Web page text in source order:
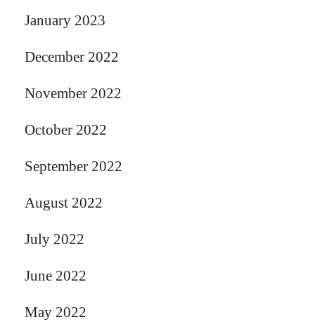
January 2023
December 2022
November 2022
October 2022
September 2022
August 2022
July 2022
June 2022
May 2022